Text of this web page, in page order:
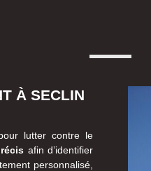
À SECLIN
lutter contre le
afin d’identifier
personnalisé,